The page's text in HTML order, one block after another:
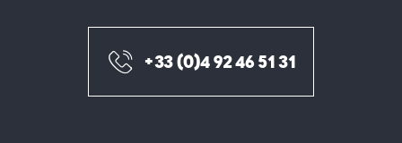
+33 (0)4 92 46 51 31